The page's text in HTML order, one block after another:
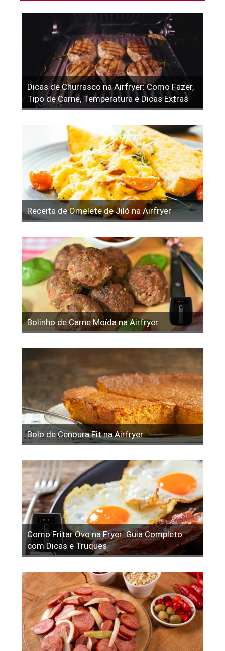
Dicas de Churrasco na Airfryer: Como Fazer,
Tipo de Carne, Temperatura e Dicas Extras
Receita de Omelete de Jiló na Airfryer
Bolinho de Carne Moída na Airfryer
Bolo de Cenoura Fit na Airfryer
Como Fritar Ovo na Fryer: Guia Completo
com Dicas e Truques